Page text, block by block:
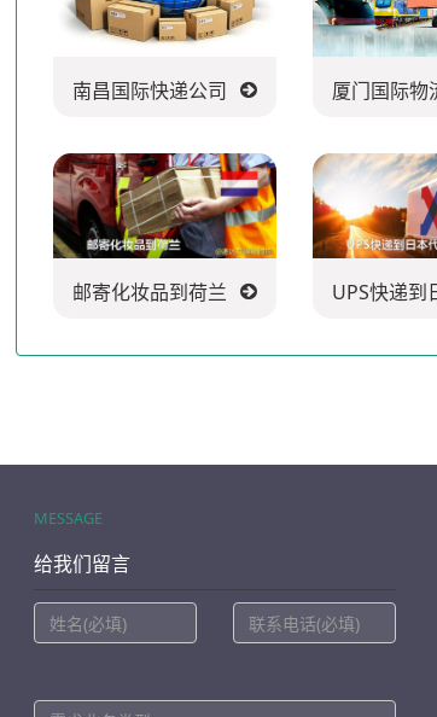
南昌国际快递公司 厦门国际物
邮寄化妆品到荷兰 UPS快递到
MESSAGE
给我们留言